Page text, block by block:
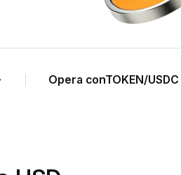
Opera conTOKEN/USDC